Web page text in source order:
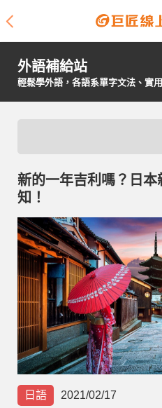
課程介紹
開課查詢
學員故事
免費資源
企業客戶
就業輔導
部落格
線上體驗
外語補給站
輕鬆學外語，各語系單字文法、實
新的一年吉利嗎？日
知！
日語 2021/02/17